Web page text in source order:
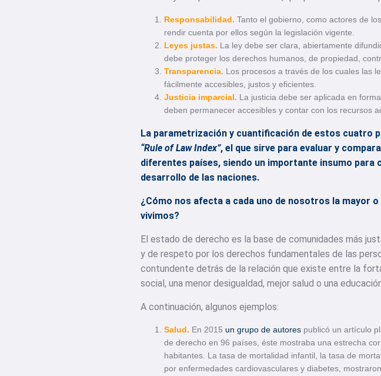
Responsabilidad. Tanto el gobierno, como actores de
rendir cuenta por ellos según la legislación vigente.
Leyes justas. La ley debe ser clara, abiertamente
debe proteger los derechos humanos, de propiedad,
Transparencia. Los procesos a través de los cuales las
fácilmente accesibles, justos y eficientes.
Justicia imparcial. La justicia debe ser aplicada en
deben permanecer accesibles y contar con los recursos
La parametrización y cuantificación de estos cuatro
“Rule of Law Index”, el que sirve para evaluar y
diferentes países, siendo un importante insumo
desarrollo de las naciones.
¿Cómo nos afecta a cada uno de nosotros la mayor
vivimos?
El estado de derecho es la base de comunidades más
y de respeto por los derechos fundamentales de las
contundente detrás de la relación que existe entre la
social, una menor desigualdad, mejor salud o una
A continuación, algunos ejemplos:
Salud. En 2015 un grupo de autores publicó un artículo
de derecho en 96 países, éste mostraba una estrecha
habitantes. La tasa de mortalidad infantil, la tasa de
por enfermedades cardiovasculares y diabetes,